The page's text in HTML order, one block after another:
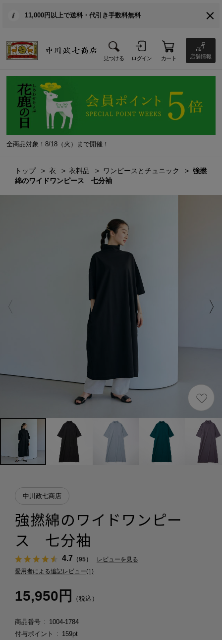
11,000円以上で送料・代引き手数料無料
見つける ログイン カート 店舗情報
全商品対象！8/18（火）まで開催！
トップ 衣 衣料品 ワンピースとチュニック
強撚
綿のワイドワンピース 七分袖
中川政七商店
強撚綿のワイドワンピー
ス 七分袖
4.7 （95）
レビューを見る
愛用者による追記レビュー(1)
15,950円 （税込）
商品番号
1004-1784
付与ポイント
159pt